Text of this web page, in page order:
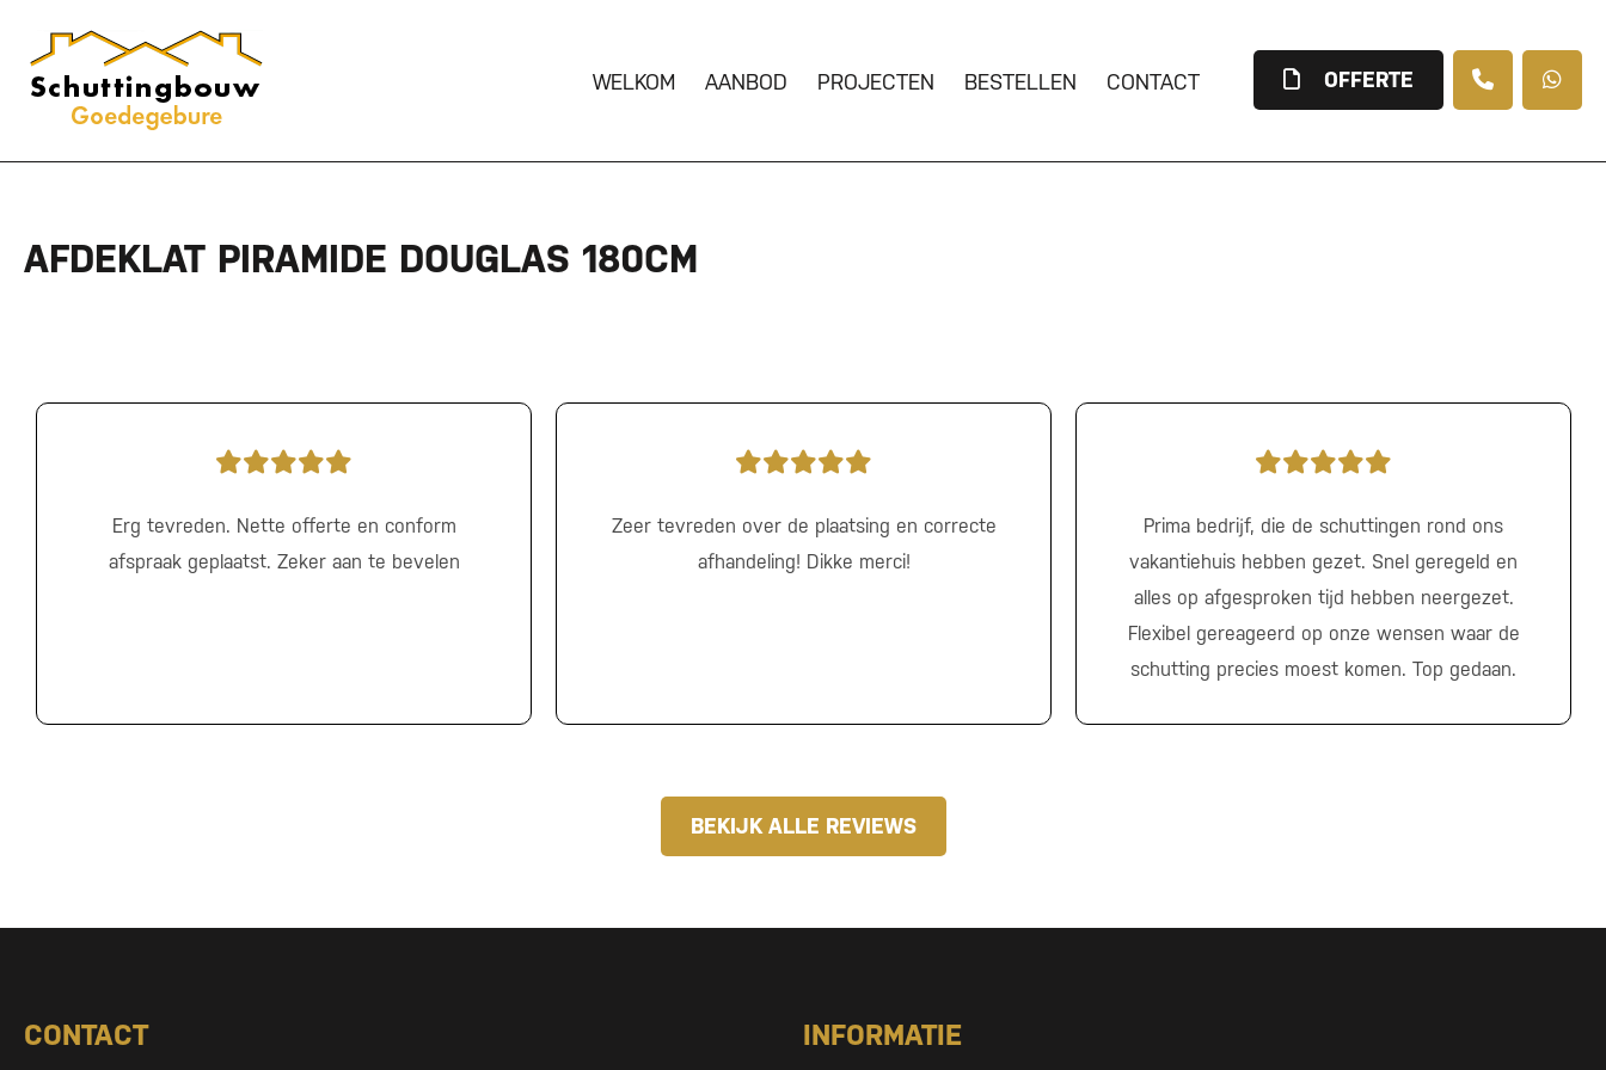
WELKOM AANBOD PROJECTEN BESTELLEN CONTACT OFFERTE
AFDEKLAT PIRAMIDE DOUGLAS 180CM
Erg tevreden. Nette offerte en conform
afspraak geplaatst. Zeker aan te bevelen
Zeer tevreden over de plaatsing en correcte
afhandeling! Dikke merci!
Prima bedrijf, die de schuttingen rond ons
vakantiehuis hebben gezet. Snel geregeld en
alles op afgesproken tijd hebben neergezet.
Flexibel gereageerd op onze wensen waar de
schutting precies moest komen. Top gedaan.
BEKIJK ALLE REVIEWS
CONTACT INFORMATIE